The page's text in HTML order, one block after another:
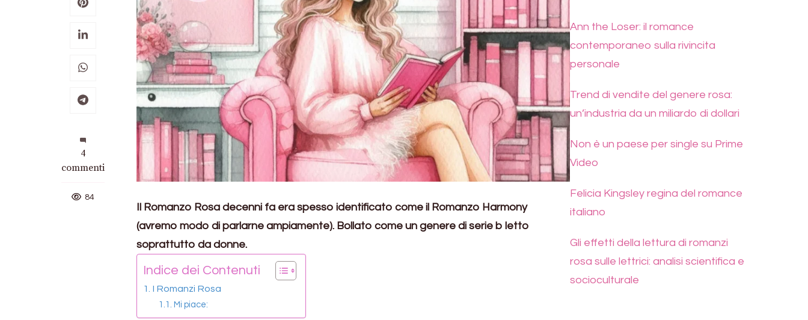
4
commenti
su
Romanzi
numeri
84
Il Romanzo Rosa decenni fa era spesso identificato come il Romanzo Harmony
(avremo modo di parlarne ampiamente). Bollato come un genere di serie b letto
soprattutto da donne.
Indice dei Contenuti
I Romanzi Rosa
Mi piace:
Ann the Loser: il romance
contemporaneo sulla rivincita
personale
Trend di vendite del genere rosa:
un’industria da un miliardo di dollari
Non è un paese per single su Prime
Video
Felicia Kingsley regina del romance
italiano
Gli effetti della lettura di romanzi
rosa sulle lettrici: analisi scientifica e
socioculturale